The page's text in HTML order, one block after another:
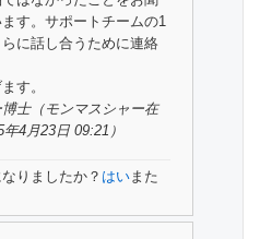
す。サポートチームの1
に話し合うために連絡
す。
士（モンマスシャー在
4月23日 09:21）
りましたか？ はいまた